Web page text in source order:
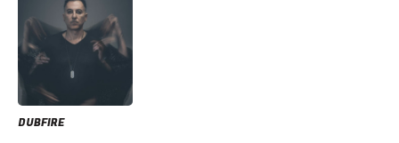
DUBFIRE